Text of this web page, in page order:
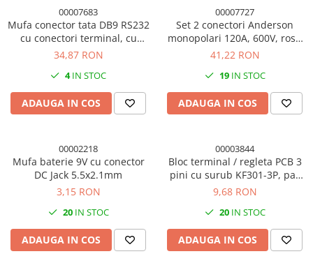
00007683
Mufa conector tata DB9 RS232
cu conectori terminal, cu
surub
34,87 RON
4IN STOC
ADAUGA IN COS
00007727
Set 2 conectori Anderson
monopolari 120A, 600V, rosu
si negru, plus/minus
41,22 RON
19IN STOC
ADAUGA IN COS
00002218
Mufa baterie 9V cu conector
DC Jack 5.5x2.1mm
3,15 RON
20IN STOC
ADAUGA IN COS
00003844
Bloc terminal / regleta PCB 3
pini cu surub KF301-3P, pas
5mm (set 10 buc)
9,68 RON
20IN STOC
ADAUGA IN COS